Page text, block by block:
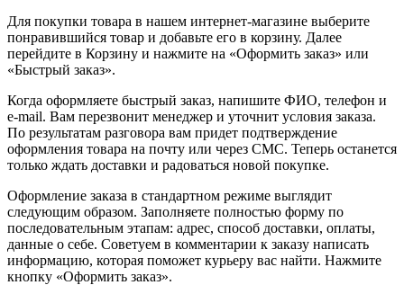
Для покупки товара в нашем интернет-магазине выберите
понравившийся товар и добавьте его в корзину. Далее
перейдите в Корзину и нажмите на «Оформить заказ» или
«Быстрый заказ».
Когда оформляете быстрый заказ, напишите ФИО, телефон и
e-mail. Вам перезвонит менеджер и уточнит условия заказа.
По результатам разговора вам придет подтверждение
оформления товара на почту или через СМС. Теперь останется
только ждать доставки и радоваться новой покупке.
Оформление заказа в стандартном режиме выглядит
следующим образом. Заполняете полностью форму по
последовательным этапам: адрес, способ доставки, оплаты,
данные о себе. Советуем в комментарии к заказу написать
информацию, которая поможет курьеру вас найти. Нажмите
кнопку «Оформить заказ».